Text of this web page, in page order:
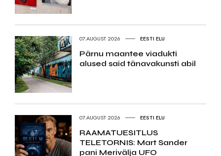
07.AUGUST 2026 EESTI ELU
Pärnu maantee viadukti
alused said tänavakunsti abil
07.AUGUST 2026 EESTI ELU
RAAMATUESITLUS
TELETORNIS: Mart Sander
pani Merivälja UFO